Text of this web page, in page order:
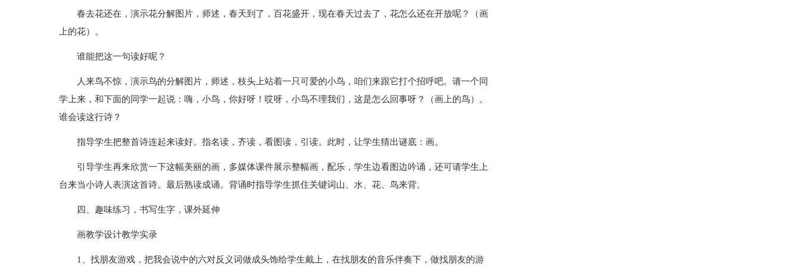
春去花还在，演示花分解图片，师述，春天到了，百花盛开，现在春天过去了，花怎么还在开放呢？（画
上的花）。
谁能把这一句读好呢？
人来鸟不惊，演示鸟的分解图片，师述，枝头上站着一只可爱的小鸟，咱们来跟它打个招呼吧。请一个同
学上来，和下面的同学一起说：嗨，小鸟，你好呀！哎呀，小鸟不理我们，这是怎么回事呀？（画上的鸟）。
谁会读这行诗？
指导学生把整首诗连起来读好。指名读，齐读，看图读，引读。此时，让学生猜出谜底：画。
引导学生再来欣赏一下这幅美丽的画，多媒体课件展示整幅画，配乐，学生边看图边吟诵，还可请学生上
台来当小诗人表演这首诗。最后熟读成诵。背诵时指导学生抓住关键词山、水、花、鸟来背。
四、趣味练习，书写生字，课外延伸
画教学设计教学实录
1、找朋友游戏，把我会说中的六对反义词做成头饰给学生戴上，在找朋友的音乐伴奏下，做找朋友的游